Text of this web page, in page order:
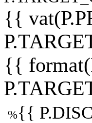
{{
{{
%{{